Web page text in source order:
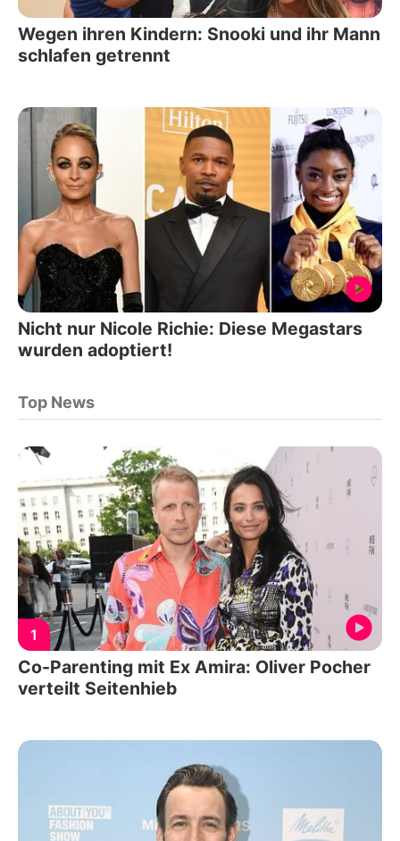
Wegen ihren Kindern: Snooki und ihr Mann
schlafen getrennt
Nicht nur Nicole Richie: Diese Megastars
wurden adoptiert!
Top News
1
Co-Parenting mit Ex Amira: Oliver Pocher
verteilt Seitenhieb